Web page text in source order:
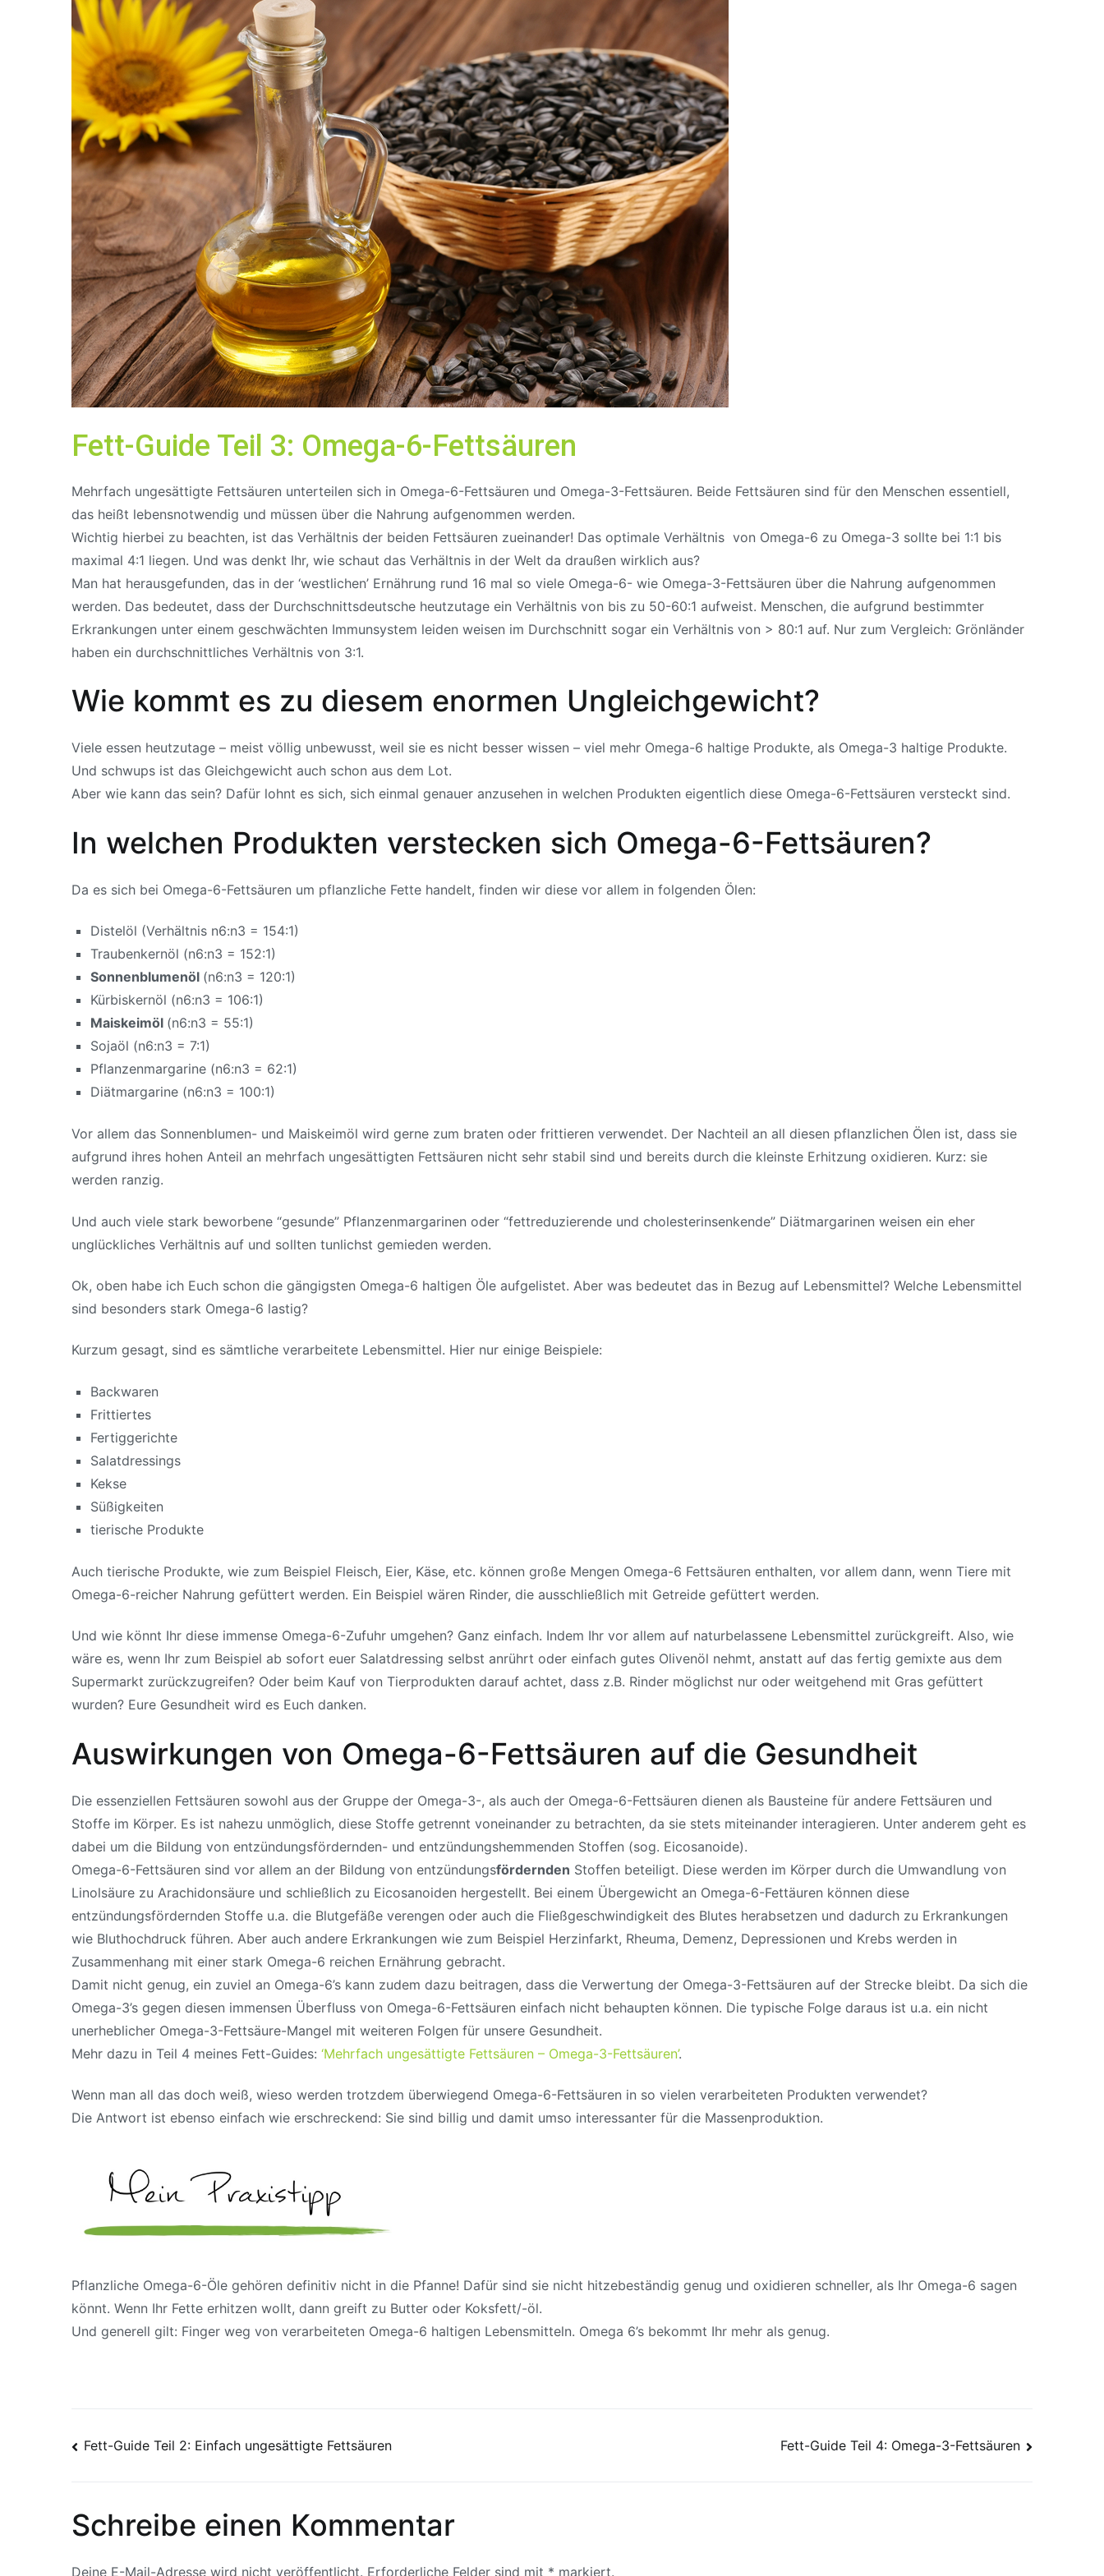
Fett-Guide Teil 3: Omega-6-Fettsäuren
Mehrfach ungesättigte Fettsäuren unterteilen sich in Omega-6-Fettsäuren und Omega-3-Fettsäuren. Beide Fettsäuren sind für den Menschen essentiell,
das heißt lebensnotwendig und müssen über die Nahrung aufgenommen werden.
Wichtig hierbei zu beachten, ist das Verhältnis der beiden Fettsäuren zueinander! Das optimale Verhältnis von Omega-6 zu Omega-3 sollte bei 1:1 bis
maximal 4:1 liegen. Und was denkt Ihr, wie schaut das Verhältnis in der Welt da draußen wirklich aus?
Man hat herausgefunden, das in der ‘westlichen’ Ernährung rund 16 mal so viele Omega-6- wie Omega-3-Fettsäuren über die Nahrung aufgenommen
werden. Das bedeutet, dass der Durchschnittsdeutsche heutzutage ein Verhältnis von bis zu 50-60:1 aufweist. Menschen, die aufgrund bestimmter
Erkrankungen unter einem geschwächten Immunsystem leiden weisen im Durchschnitt sogar ein Verhältnis von > 80:1 auf. Nur zum Vergleich: Grönländer
haben ein durchschnittliches Verhältnis von 3:1.
Wie kommt es zu diesem enormen Ungleichgewicht?
Viele essen heutzutage – meist völlig unbewusst, weil sie es nicht besser wissen – viel mehr Omega-6 haltige Produkte, als Omega-3 haltige Produkte.
Und schwups ist das Gleichgewicht auch schon aus dem Lot.
Aber wie kann das sein? Dafür lohnt es sich, sich einmal genauer anzusehen in welchen Produkten eigentlich diese Omega-6-Fettsäuren versteckt sind.
In welchen Produkten verstecken sich Omega-6-Fettsäuren?
Da es sich bei Omega-6-Fettsäuren um pflanzliche Fette handelt, finden wir diese vor allem in folgenden Ölen:
Distelöl (Verhältnis n6:n3 = 154:1)
Traubenkernöl (n6:n3 = 152:1)
Sonnenblumenöl (n6:n3 = 120:1)
Kürbiskernöl (n6:n3 = 106:1)
Maiskeimöl (n6:n3 = 55:1)
Sojaöl (n6:n3 = 7:1)
Pflanzenmargarine (n6:n3 = 62:1)
Diätmargarine (n6:n3 = 100:1)
Vor allem das Sonnenblumen- und Maiskeimöl wird gerne zum braten oder frittieren verwendet. Der Nachteil an all diesen pflanzlichen Ölen ist, dass sie
aufgrund ihres hohen Anteil an mehrfach ungesättigten Fettsäuren nicht sehr stabil sind und bereits durch die kleinste Erhitzung oxidieren. Kurz: sie
werden ranzig.
Und auch viele stark beworbene “gesunde” Pflanzenmargarinen oder “fettreduzierende und cholesterinsenkende” Diätmargarinen weisen ein eher
unglückliches Verhältnis auf und sollten tunlichst gemieden werden.
Ok, oben habe ich Euch schon die gängigsten Omega-6 haltigen Öle aufgelistet. Aber was bedeutet das in Bezug auf Lebensmittel? Welche Lebensmittel
sind besonders stark Omega-6 lastig?
Kurzum gesagt, sind es sämtliche verarbeitete Lebensmittel. Hier nur einige Beispiele:
Backwaren
Frittiertes
Fertiggerichte
Salatdressings
Kekse
Süßigkeiten
tierische Produkte
Auch tierische Produkte, wie zum Beispiel Fleisch, Eier, Käse, etc. können große Mengen Omega-6 Fettsäuren enthalten, vor allem dann, wenn Tiere mit
Omega-6-reicher Nahrung gefüttert werden. Ein Beispiel wären Rinder, die ausschließlich mit Getreide gefüttert werden.
Und wie könnt Ihr diese immense Omega-6-Zufuhr umgehen? Ganz einfach. Indem Ihr vor allem auf naturbelassene Lebensmittel zurückgreift. Also, wie
wäre es, wenn Ihr zum Beispiel ab sofort euer Salatdressing selbst anrührt oder einfach gutes Olivenöl nehmt, anstatt auf das fertig gemixte aus dem
Supermarkt zurückzugreifen? Oder beim Kauf von Tierprodukten darauf achtet, dass z.B. Rinder möglichst nur oder weitgehend mit Gras gefüttert
wurden? Eure Gesundheit wird es Euch danken.
Auswirkungen von Omega-6-Fettsäuren auf die Gesundheit
Die essenziellen Fettsäuren sowohl aus der Gruppe der Omega-3-, als auch der Omega-6-Fettsäuren dienen als Bausteine für andere Fettsäuren und
Stoffe im Körper. Es ist nahezu unmöglich, diese Stoffe getrennt voneinander zu betrachten, da sie stets miteinander interagieren. Unter anderem geht es
dabei um die Bildung von entzündungsfördernden- und entzündungshemmenden Stoffen (sog. Eicosanoide).
Omega-6-Fettsäuren sind vor allem an der Bildung von entzündungsfördernden Stoffen beteiligt. Diese werden im Körper durch die Umwandlung von
Linolsäure zu Arachidonsäure und schließlich zu Eicosanoiden hergestellt. Bei einem Übergewicht an Omega-6-Fettäuren können diese
entzündungsfördernden Stoffe u.a. die Blutgefäße verengen oder auch die Fließgeschwindigkeit des Blutes herabsetzen und dadurch zu Erkrankungen
wie Bluthochdruck führen. Aber auch andere Erkrankungen wie zum Beispiel Herzinfarkt, Rheuma, Demenz, Depressionen und Krebs werden in
Zusammenhang mit einer stark Omega-6 reichen Ernährung gebracht.
Damit nicht genug, ein zuviel an Omega-6’s kann zudem dazu beitragen, dass die Verwertung der Omega-3-Fettsäuren auf der Strecke bleibt. Da sich die
Omega-3’s gegen diesen immensen Überfluss von Omega-6-Fettsäuren einfach nicht behaupten können. Die typische Folge daraus ist u.a. ein nicht
unerheblicher Omega-3-Fettsäure-Mangel mit weiteren Folgen für unsere Gesundheit.
Mehr dazu in Teil 4 meines Fett-Guides: ‘Mehrfach ungesättigte Fettsäuren – Omega-3-Fettsäuren’.
Wenn man all das doch weiß, wieso werden trotzdem überwiegend Omega-6-Fettsäuren in so vielen verarbeiteten Produkten verwendet?
Die Antwort ist ebenso einfach wie erschreckend: Sie sind billig und damit umso interessanter für die Massenproduktion.
Pflanzliche Omega-6-Öle gehören definitiv nicht in die Pfanne! Dafür sind sie nicht hitzebeständig genug und oxidieren schneller, als Ihr Omega-6 sagen
könnt. Wenn Ihr Fette erhitzen wollt, dann greift zu Butter oder Koksfett/-öl.
Und generell gilt: Finger weg von verarbeiteten Omega-6 haltigen Lebensmitteln. Omega 6’s bekommt Ihr mehr als genug.
Beitrags-
Fett-Guide Teil 2: Einfach ungesättigte Fettsäuren Fett-Guide Teil 4: Omega-3-Fettsäuren
Schreibe einen Kommentar
Deine E-Mail-Adresse wird nicht veröffentlicht. Erforderliche Felder sind mit * markiert.